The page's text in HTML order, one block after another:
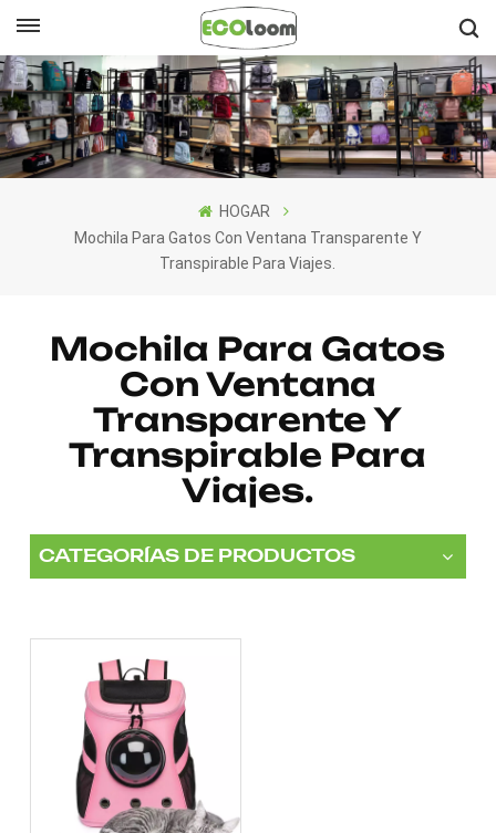
English
Français
Deutsch
Nederlands
HOGAR
Mochila Para Gatos Con Ventana Transparente Y
Transpirable Para Viajes.
Mochila Para Gatos
Con Ventana
Transparente Y
Transpirable Para
Viajes.
CATEGORÍAS DE PRODUCTOS